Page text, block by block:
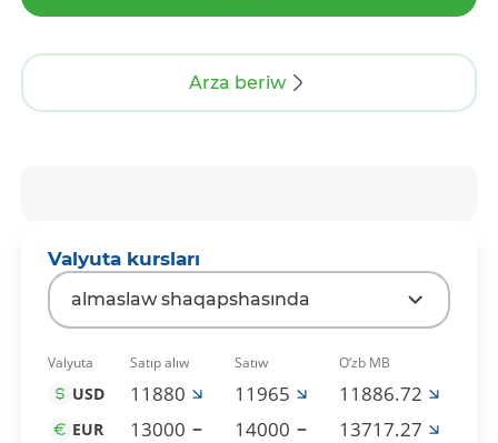
Arza beriw
Valyuta kursları
almaslaw shaqapshasında
Valyuta Satıp alıw Satıw O‘zb MB
USD 11880 11965 11886.72
EUR 13000 14000 13717.27